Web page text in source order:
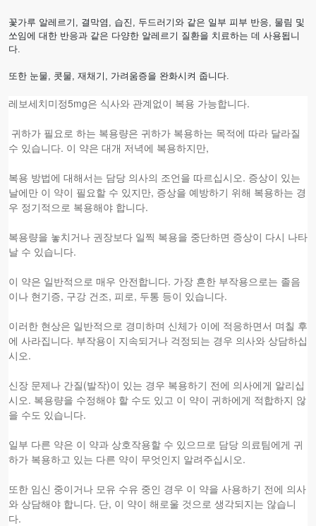
꽃가루 알레르기, 결막염, 습진, 두드러기와 같은 일부 피부 반응, 물림 및
쏘임에 대한 반응과 같은 다양한 알레르기 질환을 치료하는 데 사용됩니
다.
또한 눈물, 콧물, 재채기, 가려움증을 완화시켜 줍니다.
레보세치미정5mg은 식사와 관계없이 복용 가능합니다.
귀하가 필요로 하는 복용량은 귀하가 복용하는 목적에 따라 달라질
수 있습니다. 이 약은 대개 저녁에 복용하지만,
복용 방법에 대해서는 담당 의사의 조언을 따르십시오. 증상이 있는
날에만 이 약이 필요할 수 있지만, 증상을 예방하기 위해 복용하는 경
우 정기적으로 복용해야 합니다.
복용량을 놓치거나 권장보다 일찍 복용을 중단하면 증상이 다시 나타
날 수 있습니다.
이 약은 일반적으로 매우 안전합니다. 가장 흔한 부작용으로는 졸음
이나 현기증, 구강 건조, 피로, 두통 등이 있습니다.
이러한 현상은 일반적으로 경미하며 신체가 이에 적응하면서 며칠 후
에 사라집니다. 부작용이 지속되거나 걱정되는 경우 의사와 상담하십
시오.
신장 문제나 간질(발작)이 있는 경우 복용하기 전에 의사에게 알리십
시오. 복용량을 수정해야 할 수도 있고 이 약이 귀하에게 적합하지 않
을 수도 있습니다.
일부 다른 약은 이 약과 상호작용할 수 있으므로 담당 의료팀에게 귀
하가 복용하고 있는 다른 약이 무엇인지 알려주십시오.
또한 임신 중이거나 모유 수유 중인 경우 이 약을 사용하기 전에 의사
와 상담해야 합니다. 단, 이 약이 해로울 것으로 생각되지는 않습니
다.